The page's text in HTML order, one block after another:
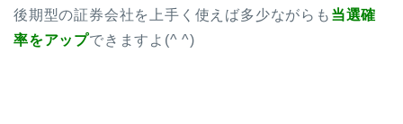
後期型の証券会社を上手く使えば多少ながらも 当選確
率をアップできますよ(^ ^)